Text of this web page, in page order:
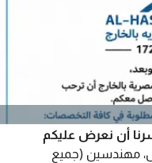
ترخيص 1723. يسرنا أن نعرض عليكم
مهندسين (جميع